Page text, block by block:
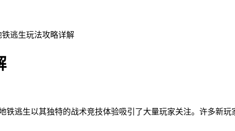
逃生玩法攻略详解
铁逃生以其独特的战术竞技体验吸引了大量玩家关注。许多新